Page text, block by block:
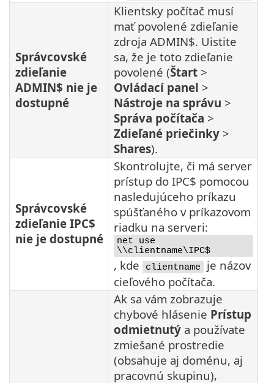
Správcovské
zdieľanie
ADMIN$ nie je
dostupné
Klientsky počítač musí
mať povolené zdieľanie
zdroja ADMIN$. Uistite
sa, že je toto zdieľanie
povolené (Štart >
Ovládací panel >
Nástroje na správu >
Správa počítača >
Zdieľané priečinky >
Shares).
Správcovské
zdieľanie IPC$
nie je dostupné
Skontrolujte, či má server
prístup do IPC$ pomocou
nasledujúceho príkazu
spúšťaného v príkazovom
riadku na serveri:
net use
\\clientname\IPC$
, kde clientname
je názov
cieľového počítača.
Ak sa vám zobrazuje
chybové hlásenie Prístup
odmietnutý a používate
zmiešané prostredie
(obsahuje aj doménu, aj
pracovnú skupinu),